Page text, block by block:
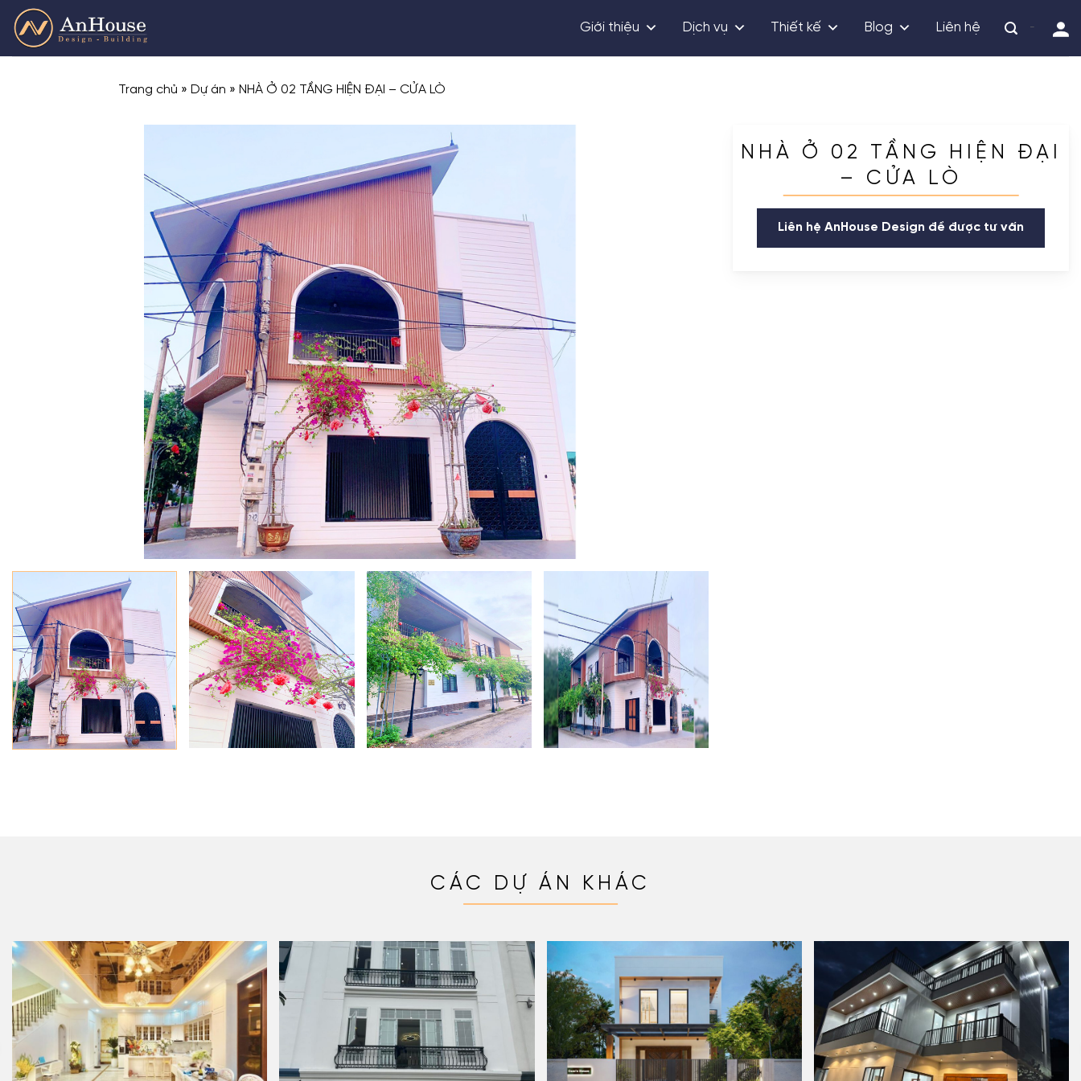
Skip
content
Giới thiệu Dịch vụ Thiết kế Blog Liên hệ -
Trang chủ » Dự án » NHÀ Ở 02 TẦNG HIỆN ĐẠI – CỬA LÒ
NHÀ Ở 02 TẦNG HIỆN ĐẠI
– CỬA LÒ
Liên hệ AnHouse Design để được tư vấn
CÁC DỰ ÁN KHÁC